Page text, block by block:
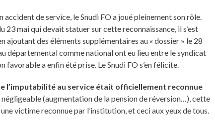
de service, le Snudi FO a joué pleinement son rôle.
mai qui devait statuer sur cette reconnaissance, il s’est
ajoutant des éléments supplémentaires au « dossier » le 28
départemental comme national ont eu lieu entre le syndicat
a enfin été prise. Le Snudi FO s’en félicite.
l’imputabilité au service était officiellement reconnue
(augmentation de la pension de réversion…), cette
victime reconnue par l’institution, et ceci aux yeux de tous.